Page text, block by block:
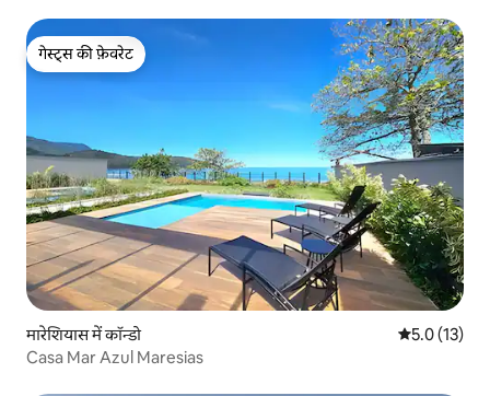
गेस्ट्स की फ़ेवरेट
गेस्ट्स की फ़ेवरेट
मारेशियास में कॉन्डो औसत रेटिंग 5
5.0 (13)
Casa Mar Azul Maresias